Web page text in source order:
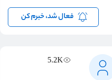
فعال شد، خبرم کن
5.2K